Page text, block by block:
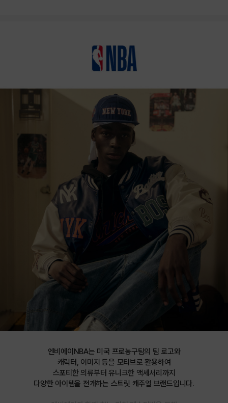
엔비에이NBA는 미국 프로농구팀의 팀 로고와
캐릭터, 이미지 등을 모티브로 활용하여
스포티한 의류부터 유니크한 액세서리까지
다양한 아이템을 전개하는 스트릿 캐주얼 브랜드입니다.